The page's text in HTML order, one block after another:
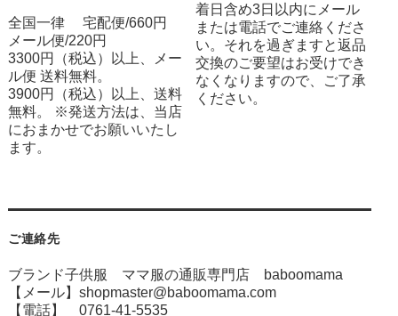
全国一律 宅配便/660円
メール便/220円
3300円（税込）以上、メー
ル便 送料無料。
3900円（税込）以上、送料
無料。 ※発送方法は、当店
におまかせでお願いいたし
ます。
着日含め3日以内にメール
または電話でご連絡くださ
い。それを過ぎますと返品
交換のご要望はお受けでき
なくなりますので、ご了承
ください。
ご連絡先
ブランド子供服 ママ服の通販専門店 baboomama
【メール】shopmaster@baboomama.com
【電話】 0761-41-5535